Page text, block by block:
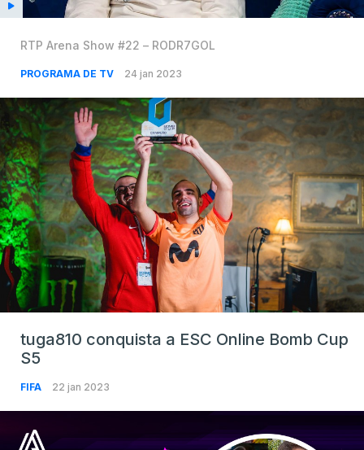
RTP Arena Show #22 – RODR7GOL
PROGRAMA DE TV 24 jan 2023
tuga810 conquista a ESC Online Bomb Cup
S5
FIFA 22 jan 2023